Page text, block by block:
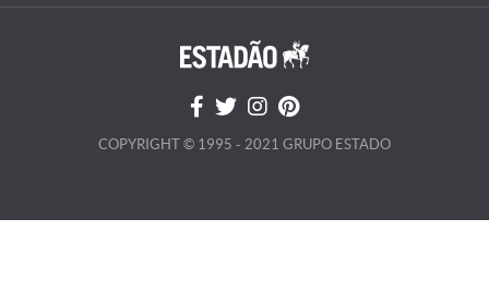
COPYRIGHT © 1995 - 2021 GRUPO ESTADO